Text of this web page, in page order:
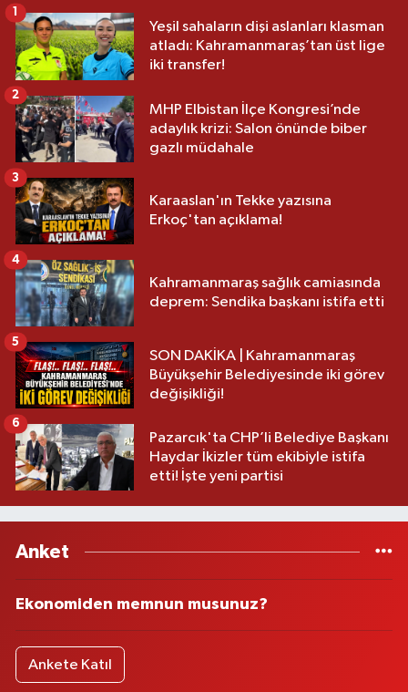
Yeşil sahaların dişi aslanları klasman
atladı: Kahramanmaraş’tan üst lige
iki transfer!
MHP Elbistan İlçe Kongresi’nde
adaylık krizi: Salon önünde biber
gazlı müdahale
2
Karaaslan'ın Tekke yazısına
Erkoç'tan açıklama!
3
Kahramanmaraş sağlık camiasında
deprem: Sendika başkanı istifa etti
4
SON DAKİKA | Kahramanmaraş
Büyükşehir Belediyesinde iki görev
değişikliği!
5
Pazarcık'ta CHP’li Belediye Başkanı
Haydar İkizler tüm ekibiyle istifa
etti! İşte yeni partisi
6
Anket
Ekonomiden memnun musunuz?
Ankete Katıl